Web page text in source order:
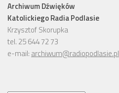
Archiwum Dźwięków
Katolickiego Radia Podlasie
Krzysztof Skorupka
tel. 25 644 72 73
e-mail: archiwum@radiopodlasie.pl